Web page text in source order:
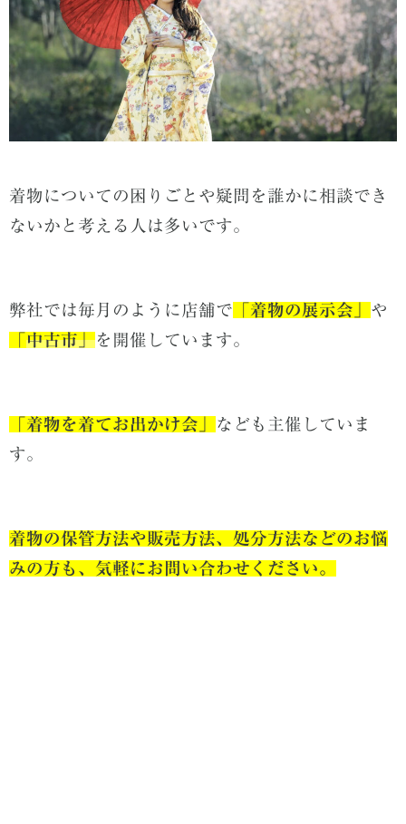
着物についての困りごとや疑問を誰かに相談でき
ないかと考える人は多いです。
弊社では毎月のように店舗で 着物の展示会」 や
中古市」を開催しています。
「着物を着てお出かけ会」
なども主催していま
す。
着物の保管方法や販売方法、処分方法などのお悩
みの方も、気軽にお問い合わせください。